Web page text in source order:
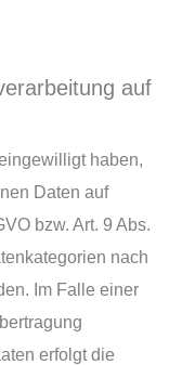
auf
haben,
Daten auf
bzw. Art. 9 Abs.
nach
Im Falle einer
erfolgt die